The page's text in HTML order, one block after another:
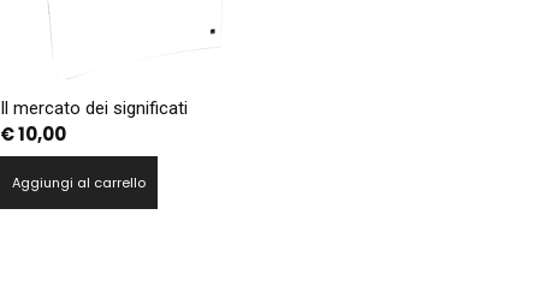
Il mercato dei significati
€10,00
Aggiungi al carrello